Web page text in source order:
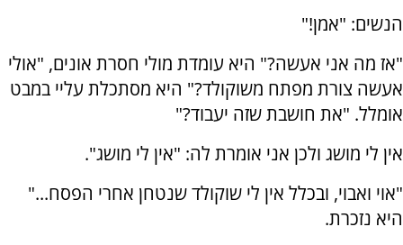
הנשים: "אמן!"
"אז מה אני אעשה?" היא עומדת מולי חסרת אונים, "אולי
אעשה צורת מפתח משוקולד?" היא מסתכלת עליי במבט
אומלל. "את חושבת שזה יעבוד?"
אין לי מושג ולכן אני אומרת לה: "אין לי מושג".
"אוי ואבוי, ובכלל אין לי שוקולד שנטחן אחרי הפסח..."
היא נזכרת.